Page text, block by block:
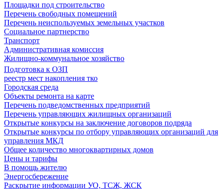
Площадки под строительство
Перечень свободных помещений
Перечень неиспользуемых земельных участков
Социальное партнерство
Транспорт
Административная комиссия
Жилищно-коммунальное хозяйство
Подготовка к ОЗП
реестр мест накопления тко
Городская среда
Объекты ремонта на карте
Перечень подведомственных предприятий
Перечень управляющих жилищных организаций
Открытые конкурсы на заключение договоров подряда
Открытые конкурсы по отбору управляющих организаций для
управления МКД
Общее количество многоквартирных домов
Цены и тарифы
В помощь жителю
Энергосбережение
Раскрытие информации УО, ТСЖ, ЖСК